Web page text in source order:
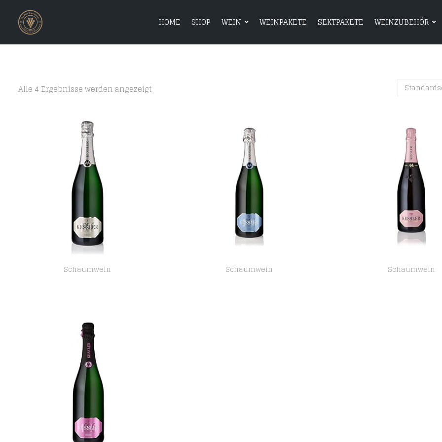
HOME SHOP WEIN WEINPAKETE SEKTPAKETE WEINZUBEHÖR
HOME SHOP WEIN WEINPAKETE
Alle 4 Ergebnisse werden angezeigt
Schaumwein Schaumwein Schaumwein